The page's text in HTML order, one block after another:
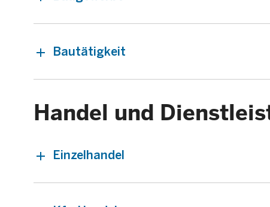
Bautätigkeit
Handel und
Einzelhandel